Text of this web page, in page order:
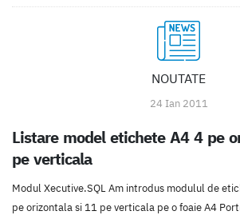
NOUTATE
24 Ian 2011
Listare model etichete A4 4 pe
pe verticala
Modul Xecutive.SQL Am introdus modulul de
pe orizontala si 11 pe verticala pe o foaie A4